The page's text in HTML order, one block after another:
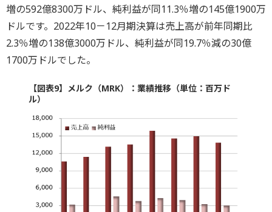
増の592億8300万ドル、純利益が同11.3％増の145億1900万
ドルです。2022年10－12月期決算は売上高が前年同期比
2.3％増の138億3000万ドル、純利益が同19.7％減の30億
1700万ドルでした。
【図表9】メルク（MRK）：業績推移（単位：百万ド
ル）